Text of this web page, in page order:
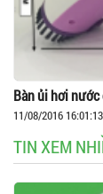
Bàn ủi hơi nước
11/08/2016 16:01:13
TIN XEM